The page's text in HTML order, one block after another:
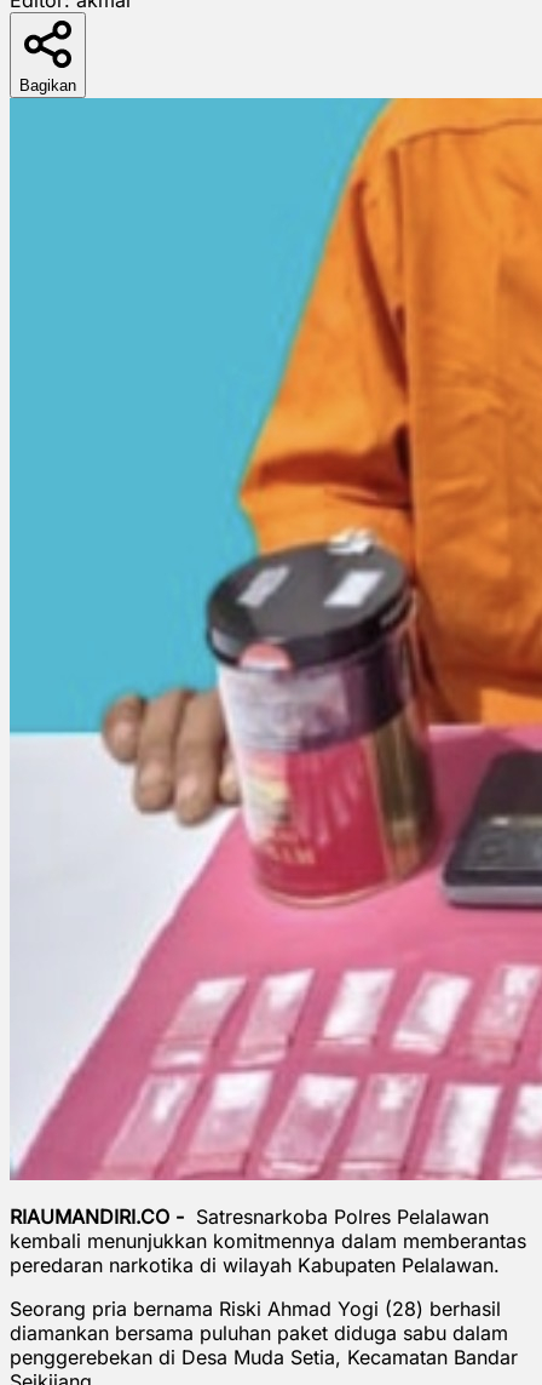
Bagikan
RIAUMANDIRI.CO - Satresnarkoba Polres Pelalawan
kembali menunjukkan komitmennya dalam memberantas
peredaran narkotika di wilayah Kabupaten Pelalawan.
Seorang pria bernama Riski Ahmad Yogi (28) berhasil
diamankan bersama puluhan paket diduga sabu dalam
penggerebekan di Desa Muda Setia, Kecamatan Bandar